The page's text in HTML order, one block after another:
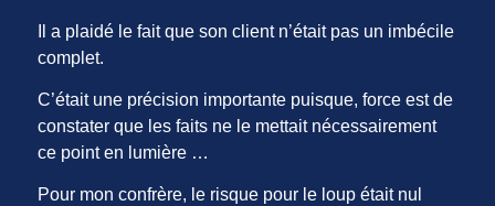
Il a plaidé le fait que son client n’était pas un imbécile
complet.
C’était une précision importante puisque, force est de
constater que les faits ne le mettait nécessairement
ce point en lumière …
Pour mon confrère, le risque pour le loup était nul